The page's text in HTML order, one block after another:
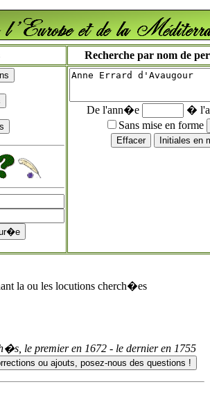
Recherche par nom de
De l'ann�e
�
Sans mise en forme
la ou les locutions cherch�es
le premier en 1672 - le dernier en 1755